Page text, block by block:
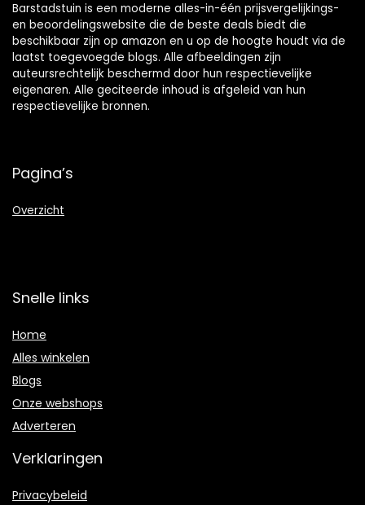
Barstadstuin is een moderne alles-in-één prijsvergelijkings-
en beoordelingswebsite die de beste deals biedt die
beschikbaar zijn op amazon en u op de hoogte houdt via de
laatst toegevoegde blogs. Alle afbeeldingen zijn
auteursrechtelijk beschermd door hun respectievelijke
eigenaren. Alle geciteerde inhoud is afgeleid van hun
respectievelijke bronnen.
Pagina’s
Overzicht
Snelle links
Home
Alles winkelen
Blogs
Onze webshops
Adverteren
Verklaringen
Privacybeleid